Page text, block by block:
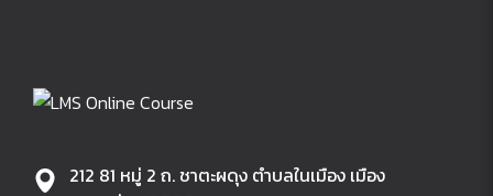
212 81 หมู่ 2 ถ. ชาตะผดุง ตำบลในเมือง เมือง